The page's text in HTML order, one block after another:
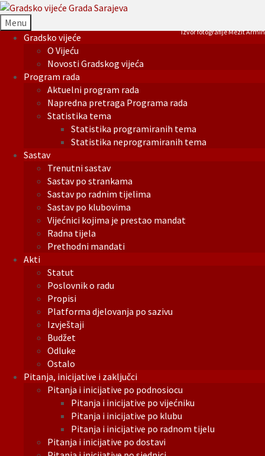
Menu
Gradsko vijeće
O Vijeću
Novosti Gradskog vijeća
Program rada
Aktuelni program rada
Napredna pretraga Programa rada
Statistika tema
Statistika programiranih tema
Statistika neprogramiranih tema
Sastav
Trenutni sastav
Sastav po strankama
Sastav po radnim tijelima
Sastav po klubovima
Vijećnici kojima je prestao mandat
Radna tijela
Prethodni mandati
Akti
Statut
Poslovnik o radu
Propisi
Platforma djelovanja po sazivu
Izvještaji
Budžet
Odluke
Ostalo
Pitanja, inicijative i zaključci
Pitanja i inicijative po podnosiocu
Pitanja i inicijative po vijećniku
Pitanja i inicijative po klubu
Pitanja i inicijative po radnom tijelu
Pitanja i inicijative po dostavi
Izvor fotografije Mezit Armin